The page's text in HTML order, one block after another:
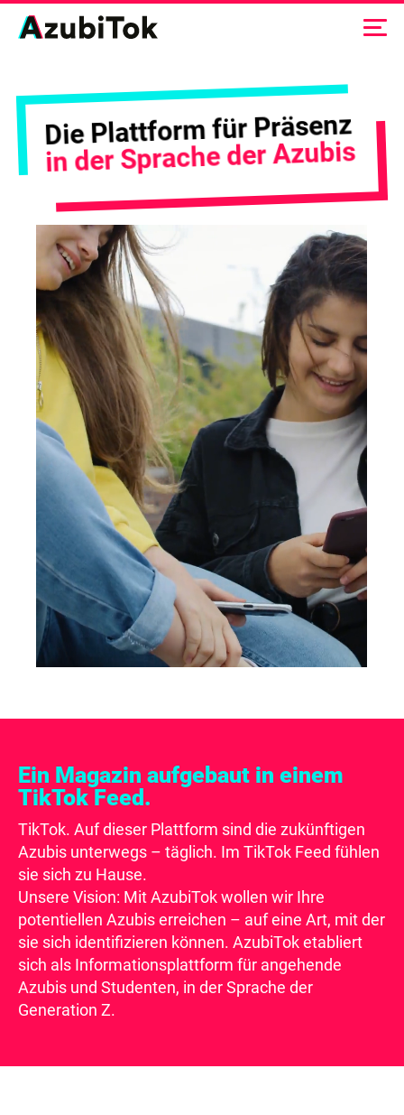
springen
Die Plattform für Präsenz
in der Sprache der Azubis
Ein Magazin aufgebaut in einem
TikTok Feed.
TikTok. Auf dieser Plattform sind die zukünftigen
Azubis unterwegs – täglich. Im TikTok Feed fühlen
sie sich zu Hause.
Unsere Vision: Mit AzubiTok wollen wir Ihre
potentiellen Azubis erreichen – auf eine Art, mit der
sie sich identifizieren können. AzubiTok etabliert
sich als Informationsplattform für angehende
Azubis und Studenten, in der Sprache der
Generation Z.